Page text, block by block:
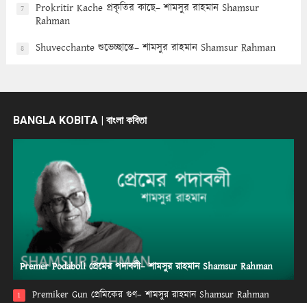
7
Prokritir Kache প্রকৃতির কাছে– শামসুর রাহমান Shamsur
Rahman
8 Shuvecchante শুভেচ্ছান্তে– শামসুর রাহমান Shamsur Rahman
BANGLA KOBITA | বাংলা কবিতা
Premer Podaboli প্রেমের পদাবলী– শামসুর রাহমান Shamsur Rahman
1 Premiker Gun প্রেমিকের গুণ– শামসুর রাহমান Shamsur Rahman